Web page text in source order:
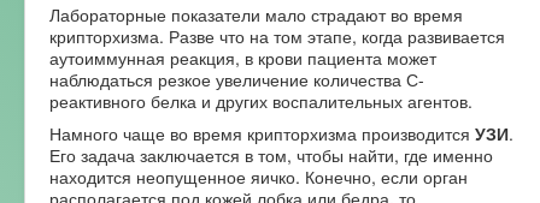
Лабораторные показатели мало страдают во время
крипторхизма. Разве что на том этапе, когда развивается
аутоиммунная реакция, в крови пациента может
наблюдаться резкое увеличение количества С-
реактивного белка и других воспалительных агентов.
Намного чаще во время крипторхизма производится УЗИ.
Его задача заключается в том, чтобы найти, где именно
находится неопущенное яичко. Конечно, если орган
располагается под кожей лобка или бедра, то